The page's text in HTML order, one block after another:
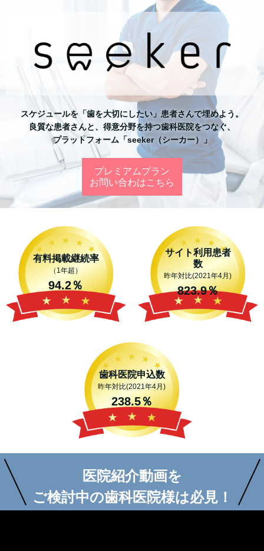
スケジュールを 「歯を大切にしたい」患者さんで埋めよう。
良質な患者さんと、得意分野を持つ歯科医院をつなぐ、
プラットフォーム「seeker（シーカー）」
プレミアムプラン
お問い合わはこちら
有料掲載継続率
（1年超）
94.2％
サイト利用患者
数
昨年対比(2021年4月)
823.9％
歯科医院申込数
昨年対比(2021年4月)
238.5％
医院紹介動画を
ご検討中の歯科医院様は必見！